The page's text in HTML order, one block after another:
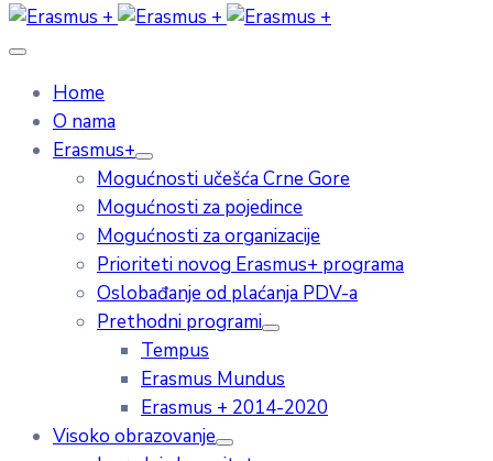
Home
O nama
Erasmus+
Mogućnosti učešća Crne Gore
Mogućnosti za pojedince
Mogućnosti za organizacije
Prioriteti novog Erasmus+ programa
Oslobađanje od plaćanja PDV-a
Prethodni programi
Tempus
Erasmus Mundus
Erasmus + 2014-2020
Visoko obrazovanje